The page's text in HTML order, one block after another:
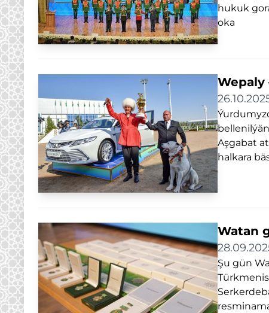
hukuk
oka
Wepaly
Aşgabat
halkara
Watan
Şu gün